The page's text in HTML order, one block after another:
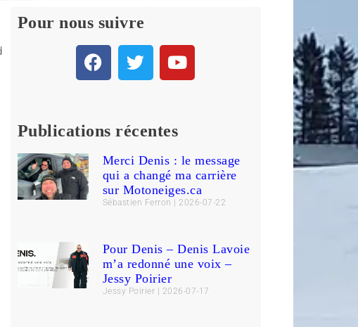
Pour nous suivre
Publications récentes
Merci Denis : le message
qui a changé ma carrière
sur Motoneiges.ca
Sébastien Ferron 2026-07-22
Pour Denis – Denis Lavoie
m’a redonné une voix –
Jessy Poirier
Jessy Poirier 2026-07-17